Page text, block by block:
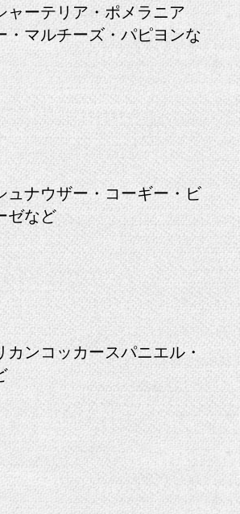
ャーテリア・ポメラニア
・マルチーズ・パピヨンな
ュナウザー・コーギー・ビ
ゼなど
カンコッカースパニエル・